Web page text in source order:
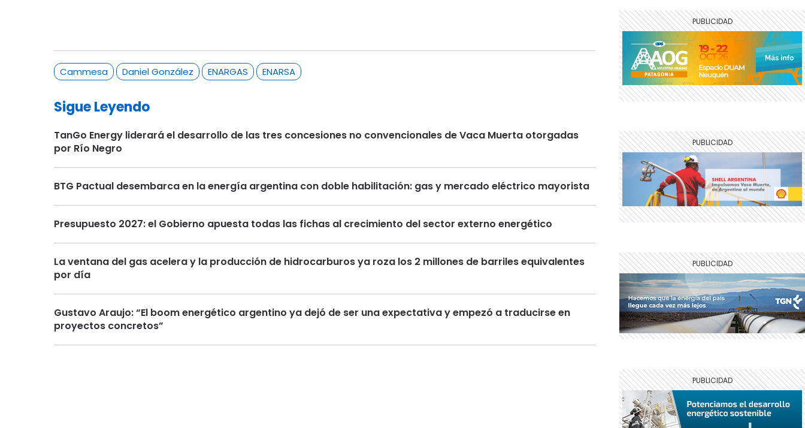
Cammesa Daniel González ENARGAS ENARSA
Sigue Leyendo
TanGo Energy liderará el desarrollo de las tres concesiones no convencionales de Vaca Muerta otorgadas
por Río Negro
BTG Pactual desembarca en la energía argentina con doble habilitación: gas y mercado eléctrico mayorista
Presupuesto 2027: el Gobierno apuesta todas las fichas al crecimiento del sector externo energético
La ventana del gas acelera y la producción de hidrocarburos ya roza los 2 millones de barriles equivalentes
por día
Gustavo Araujo: “El boom energético argentino ya dejó de ser una expectativa y empezó a traducirse en
proyectos concretos”